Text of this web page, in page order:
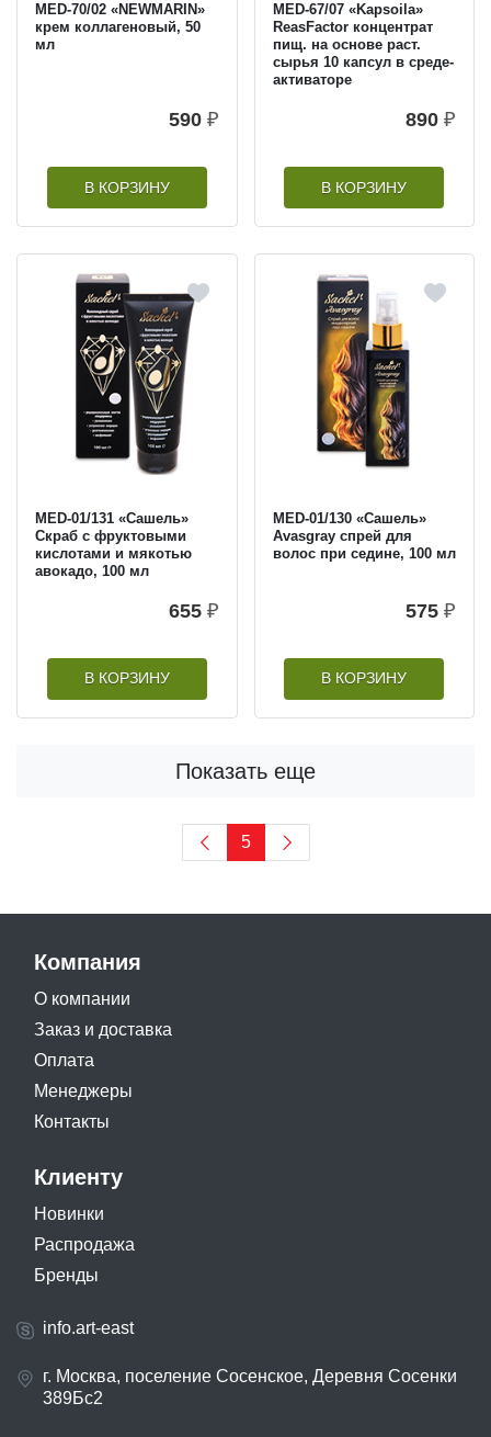
MED-70/02 «NEWMARIN»
крем коллагеновый, 50
мл
590 ₽
В КОРЗИНУ
MED-67/07 «Kapsoila»
ReasFactor концентрат
пищ. на основе раст.
сырья 10 капсул в среде-
активаторе
890 ₽
В КОРЗИНУ
MED-01/131 «Сашель»
Скраб с фруктовыми
кислотами и мякотью
авокадо, 100 мл
655 ₽
В КОРЗИНУ
MED-01/130 «Сашель»
Avasgray спрей для
волос при седине, 100 мл
575 ₽
В КОРЗИНУ
Показать еще
5
Компания
О компании
Заказ и доставка
Оплата
Менеджеры
Контакты
Клиенту
Новинки
Распродажа
Бренды
info.art-east
г. Москва, поселение Сосенское, Деревня Сосенки
389Бс2